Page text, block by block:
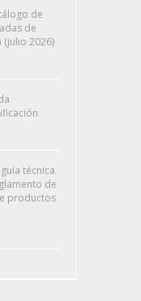
de
de
(julio 2026)
técnica
de
productos